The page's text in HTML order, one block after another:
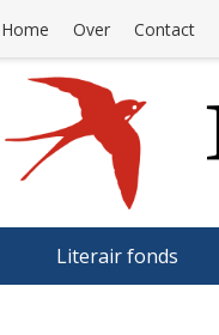
Home Over Contact
Literair fonds